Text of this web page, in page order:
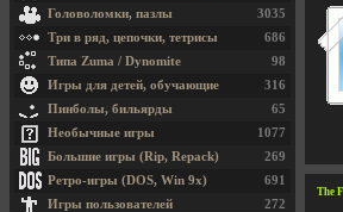
The
3035
Головоломки, пазлы
686
Три в ряд, цепочки, тетрисы
98
Типа Zuma / Dynomite
316
Игры для детей, обучающие
65
Пинболы, бильярды
1077
Необычные игры
269
Большие игры (Rip, Repack)
691
Ретро-игры (DOS, Win 9x)
272
Игры пользователей